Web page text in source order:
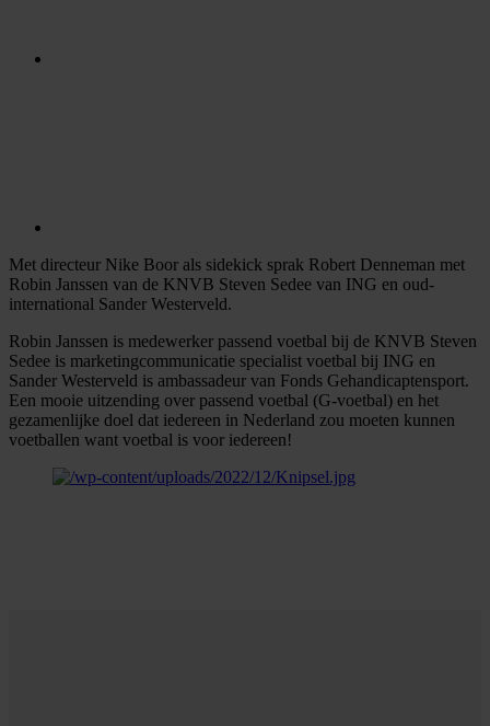
Met directeur Nike Boor als sidekick sprak Robert Denneman met
Robin Janssen van de KNVB Steven Sedee van ING en oud-
international Sander Westerveld.
Robin Janssen is medewerker passend voetbal bij de KNVB Steven
Sedee is marketingcommunicatie specialist voetbal bij ING en
Sander Westerveld is ambassadeur van Fonds Gehandicaptensport.
Een mooie uitzending over passend voetbal (G-voetbal) en het
gezamenlijke doel dat iedereen in Nederland zou moeten kunnen
voetballen want voetbal is voor iedereen!